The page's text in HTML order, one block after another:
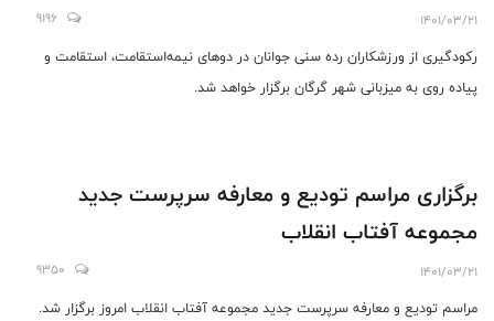
1401/03/21
9196
رکودگیری از ورزشکاران رده سنی جوانان در دوهای نیمه‌استقامت، استقامت و
پیاده روی به میزبانی شهر گرگان برگزار خواهد شد.
برگزاری مراسم تودیع و معارفه سرپرست جدید
مجموعه آفتاب انقلاب
1401/03/21
9350
مراسم تودیع و معارفه سرپرست جدید مجموعه آفتاب انقلاب امروز برگزار شد.